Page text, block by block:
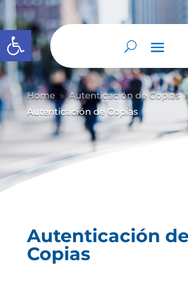
Abrir barra de herramientas
Home 9 Autenticación de Copias
Autenticación de Copias
Autenticación de
Copias